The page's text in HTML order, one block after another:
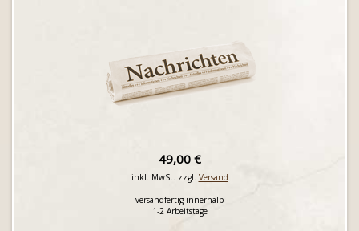
49,00 €
inkl. MwSt. zzgl. Versand
versandfertig innerhalb
1-2 Arbeitstage